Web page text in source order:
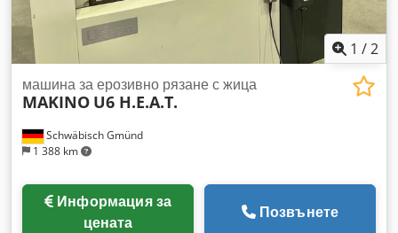
1 /2
Schwäbisch Gmünd
1 388 km
машина за ерозивно рязане с жица
MAKINO U6 H.E.A.T.
Информация за
цената
Позвънете